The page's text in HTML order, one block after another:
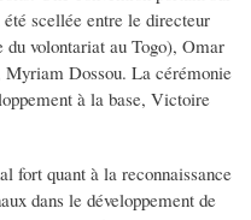
scellée entre le directeur
volontariat au Togo), Omar
Dossou. La cérémonie
à la base, Victoire
fort quant à la reconnaissance
dans le développement de